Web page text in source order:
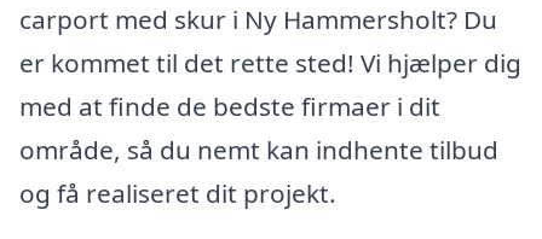
carport med skur i Ny Hammersholt? Du
er kommet til det rette sted! Vi hjælper dig
med at finde de bedste firmaer i dit
område, så du nemt kan indhente tilbud
og få realiseret dit projekt.